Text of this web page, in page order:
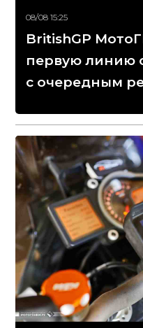
08/08 15:25
BritishGP
первую линию
с очередным